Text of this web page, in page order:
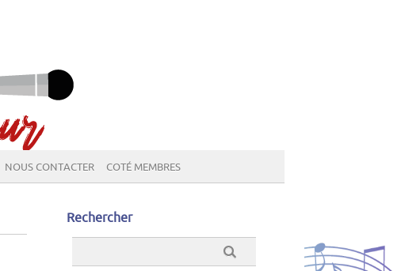
NOUS CONTACTER COTÉ MEMBRES
Rechercher